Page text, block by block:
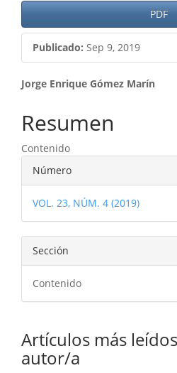
PDF
Publicado: Sep 9, 2019
Contenido
principal
del
artículo
Jorge Enrique Gómez Marín
Resumen
Contenido
Detalles
del
artículo
Número
VOL. 23, NÚM. 4 (2019)
Sección
Contenido
Artículos más
autor/a